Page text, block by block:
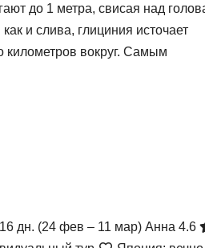
до 1 метра, свисая над
и слива, глициния источает
километров вокруг. Самым
16 дн. (24 фев – 11 мар) Анна 4.6